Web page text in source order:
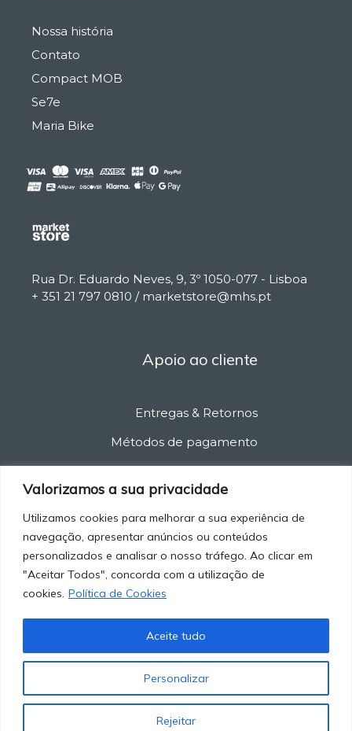
Valorizamos a sua privacidade
Utilizamos cookies para melhorar a sua experiência de
navegação, apresentar anúncios ou conteúdos
personalizados e analisar o nosso tráfego. Ao clicar em
"Aceitar Todos", concorda com a utilização de
cookies. Política de Cookies
Personalizar
Rejeitar
Aceite tudo
0.00
Nossa história
Contato
Compact MOB
Se7e
Maria Bike
Rua Dr. Eduardo Neves, 9, 3º 1050-077 - Lisboa
+ 351 21 797 0810 / marketstore@mhs.pt
Apoio ao cliente
Entregas & Retornos
Métodos de pagamento
Política de privacidade
Política de cancelamento
Termos e condições